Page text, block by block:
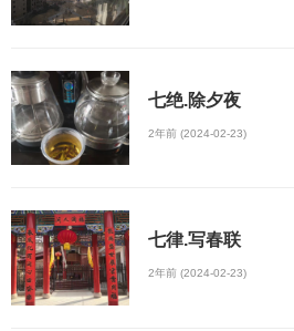
七绝.除夕夜
2年前 (2024-02-23)
七律.写春联
2年前 (2024-02-23)